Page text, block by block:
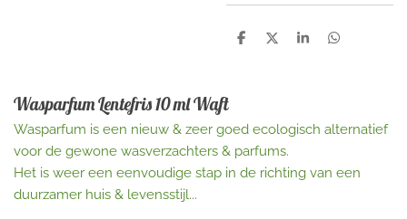
D
D
S
D
Wasparfum Lentefris 10 ml Waft
Wasparfum is een nieuw & zeer goed ecologisch alternatief
voor de gewone wasverzachters & parfums.
Het is weer een eenvoudige stap in de richting van een
duurzamer huis & levensstijl...